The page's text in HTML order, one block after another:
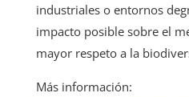
industriales o entornos
impacto posible sobre el
mayor respeto a la
Más información: